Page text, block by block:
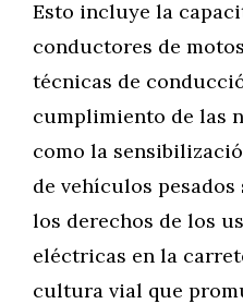
Esto incluye la
conductores de
técnicas de
cumplimiento de las
como la
de vehículos
los derechos de los
eléctricas en la
cultura vial que